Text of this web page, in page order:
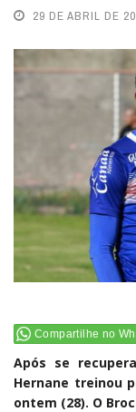
29 DE ABRIL DE
Compartilhe no
Após se
Hernane treinou
ontem (28). O